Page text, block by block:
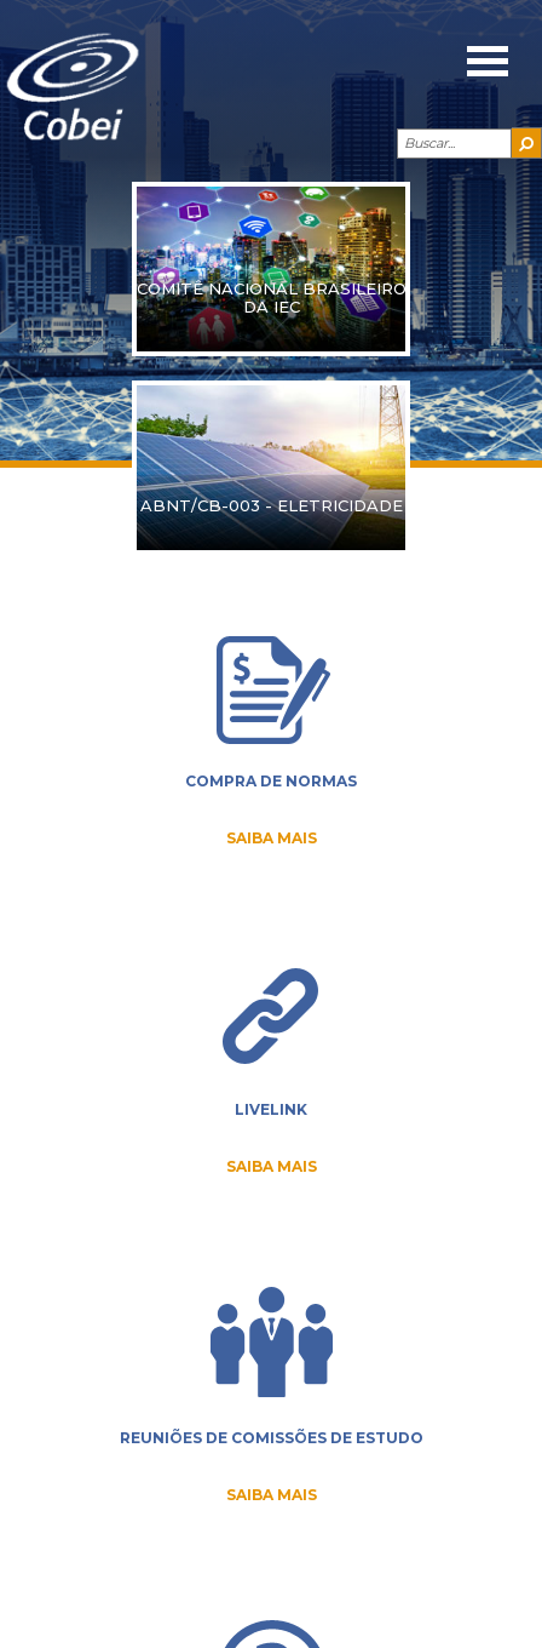
COMITÊ NACIONAL BRASILEIRO
DA IEC
ABNT/CB-003 - ELETRICIDADE
COMPRA DE NORMAS
SAIBA MAIS
LIVELINK
SAIBA MAIS
REUNIÕES DE COMISSÕES DE ESTUDO
SAIBA MAIS